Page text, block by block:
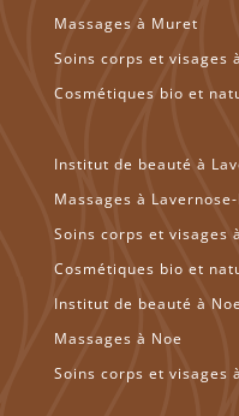
Massages à Muret
Soins corps et visages
Cosmétiques bio et
Institut de beauté à
Massages à
Soins corps et visages
Cosmétiques bio et
Institut de beauté à Noe
Massages à Noe
Soins corps et visages